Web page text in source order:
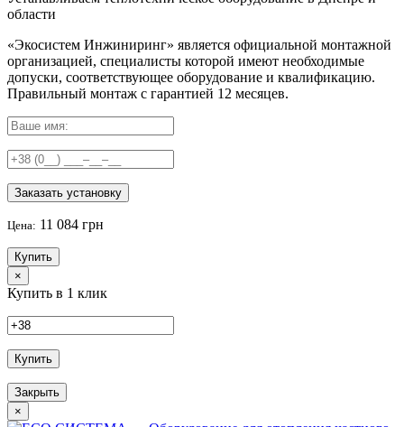
области
«Экосистем Инжиниринг» является официальной монтажной
организацией, специалисты которой имеют необходимые
допуски, соответствующее оборудование и квалификацию.
Правильный монтаж с гарантией 12 месяцев.
Заказать установку
Цена: 11 084 грн
Купить
×
Купить в 1 клик
Купить
Закрыть
×